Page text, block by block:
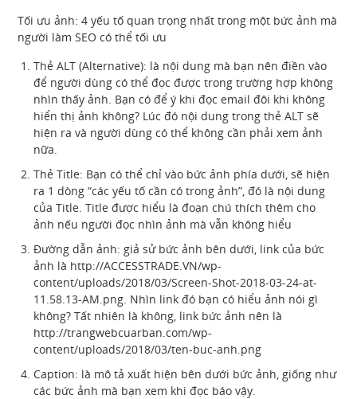
Tối ưu ảnh: 4 yếu tố quan trọng nhất trong một bức ảnh mà
người làm SEO có thể tối ưu
Thẻ ALT (Alternative): là nội dung mà bạn nên điền vào
để người dùng có thể đọc được trong trường hợp không
nhìn thấy ảnh. Bạn có để ý khi đọc email đôi khi không
hiển thị ảnh không? Lúc đó nội dung trong thẻ ALT sẽ
hiện ra và người dùng có thể không cần phải xem ảnh
nữa.
Thẻ Title: Bạn có thể chỉ vào bức ảnh phía dưới, sẽ hiện
ra 1 dòng “các yếu tố cần có trong ảnh”, đó là nội dung
của Title. Title được hiểu là đoạn chú thích thêm cho
ảnh nếu người đọc nhìn ảnh mà vẫn không hiểu
Đường dẫn ảnh: giả sử bức ảnh bên dưới, link của bức
ảnh là http://ACCESSTRADE.VN/wp-
content/uploads/2018/03/Screen-Shot-2018-03-24-at-
11.58.13-AM.png. Nhìn link đó bạn có hiểu ảnh nói gì
không? Tất nhiên là không, link bức ảnh nên là
http://trangwebcuarban.com/wp-
content/uploads/2018/03/ten-buc-anh.png
Caption: là mô tả xuất hiện bên dưới bức ảnh, giống như
các bức ảnh mà bạn xem khi đọc báo vậy.